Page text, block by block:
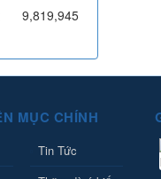
9,819,945
MỤC CHÍNH
Tin Tức